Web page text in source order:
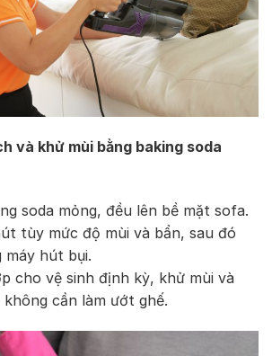
và khử mùi bằng baking soda
soda mỏng, đều lên bề mặt sofa.
tùy mức độ mùi và bẩn, sau đó
máy hút bụi.
cho vệ sinh định kỳ, khử mùi và
không cần làm ướt ghế.